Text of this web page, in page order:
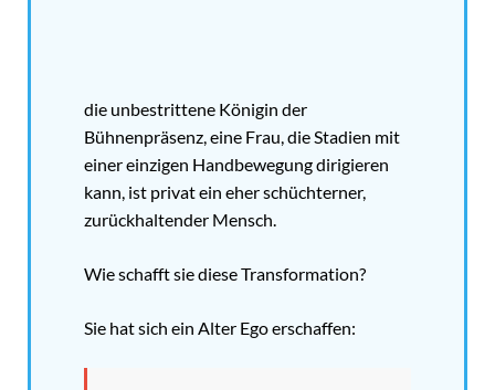
die unbestrittene Königin der
Bühnenpräsenz, eine Frau, die Stadien mit
einer einzigen Handbewegung dirigieren
kann, ist privat ein eher schüchterner,
zurückhaltender Mensch.
Wie schafft sie diese Transformation?
Sie hat sich ein Alter Ego erschaffen: